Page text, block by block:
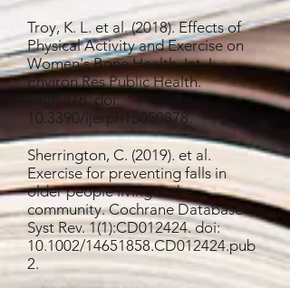
Troy, K. L. et al. (2018). Effects of
Physical Activity and Exercise on
Women's Bone Health. Int J
Environ Res Public Health.
15(5):878. doi:
10.3390/ijerph15050878.
Sherrington, C. (2019). et al.
Exercise for preventing falls in
older people living in the
community. Cochrane Database
Syst Rev. 1(1):CD012424. doi:
10.1002/14651858.CD012424.pub
2.